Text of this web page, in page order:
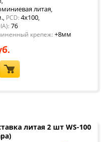
литая,
, PCD: 4x100,
76
крепеж: +8мм
литая 2 шт WS-100